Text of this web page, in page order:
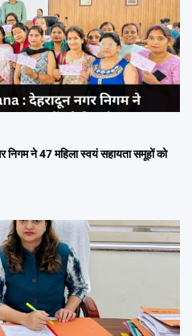
ने 47 महिला स्वयं सहायता समूहों को